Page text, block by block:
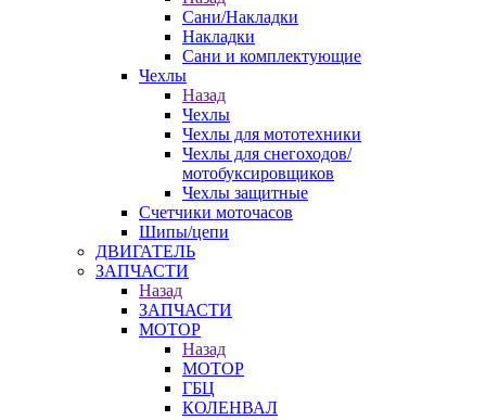
Сани/Накладки
Накладки
Сани и комплектующие
Чехлы
Назад
Чехлы
Чехлы для мототехники
Чехлы для снегоходов/
мотобуксировщиков
Чехлы защитные
Счетчики моточасов
Шипы/цепи
ДВИГАТЕЛЬ
ЗАПЧАСТИ
Назад
ЗАПЧАСТИ
МОТОР
Назад
МОТОР
ГБЦ
КОЛЕНВАЛ